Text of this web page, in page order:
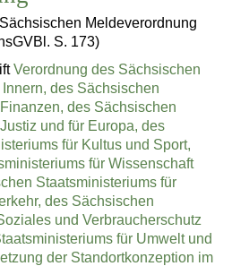
Meldeverordnung
S. 173)
Verordnung des Sächsischen
des Sächsischen
des Sächsischen
und für Europa, des
für Kultus und Sport,
für Wissenschaft
Staatsministeriums für
des Sächsischen
und Verbraucherschutz
für Umwelt und
der Standortkonzeption im